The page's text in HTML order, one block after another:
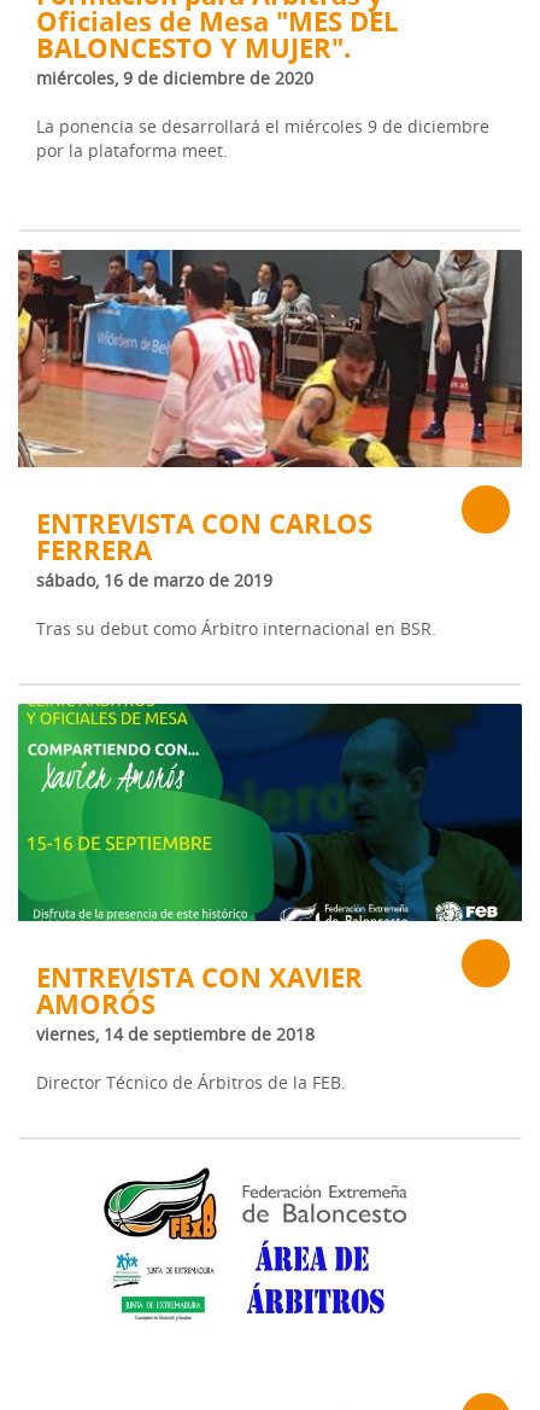
Oficiales de Mesa "MES DEL
BALONCESTO Y MUJER".
miércoles, 9 de diciembre de 2020
La ponencia se desarrollará el miércoles 9 de diciembre
por la plataforma meet.
ENTREVISTA CON CARLOS
FERRERA
sábado, 16 de marzo de 2019
Tras su debut como Árbitro internacional en BSR.
ENTREVISTA CON XAVIER
AMORÓS
viernes, 14 de septiembre de 2018
Director Técnico de Árbitros de la FEB.